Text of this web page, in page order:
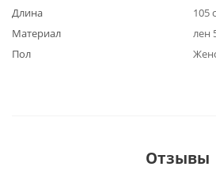
Длина
105
Материал
лен
Пол
Отзывы